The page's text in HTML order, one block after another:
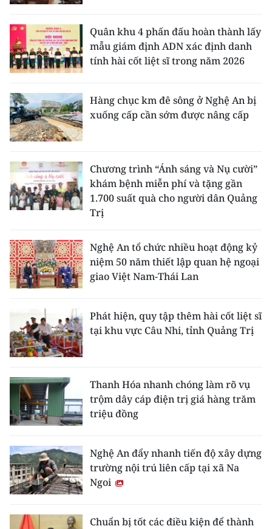
Quân khu 4 phấn đấu hoàn thành lấy
mẫu giám định ADN xác định danh
tính hài cốt liệt sĩ trong năm 2026
Hàng chục km đê sông ở Nghệ An bị
xuống cấp cần sớm được nâng cấp
Chương trình “Ánh sáng và Nụ cười”
khám bệnh miễn phí và tặng gần
1.700 suất quà cho người dân Quảng
Trị
Nghệ An tổ chức nhiều hoạt động kỷ
niệm 50 năm thiết lập quan hệ ngoại
giao Việt Nam-Thái Lan
Phát hiện, quy tập thêm hài cốt liệt sĩ
tại khu vực Câu Nhi, tỉnh Quảng Trị
Thanh Hóa nhanh chóng làm rõ vụ
trộm dây cáp điện trị giá hàng trăm
triệu đồng
Nghệ An đẩy nhanh tiến độ xây dựng
trường nội trú liên cấp tại xã Na
Ngoi
Chuẩn bị tốt các điều kiện để thành